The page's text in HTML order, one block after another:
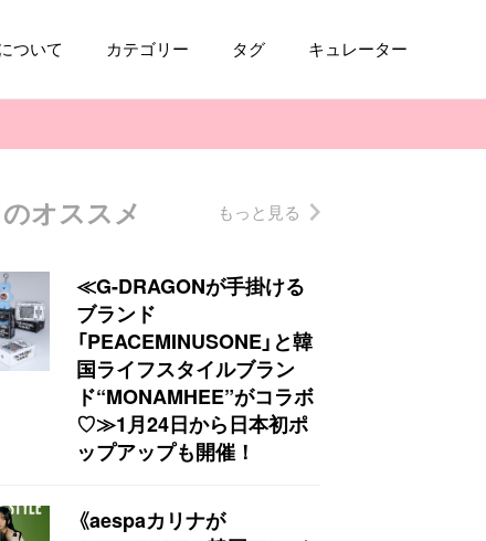
ついて カテゴリー タグ キュレーター
オススメ もっと見る
≪G-DRAGONが手掛ける
ブランド
「PEACEMINUSONE」と韓
国ライフスタイルブラン
ド“MONAMHEE”がコラボ
♡≫1月24日から日本初ポ
ップアップも開催！
《aespaカリナが